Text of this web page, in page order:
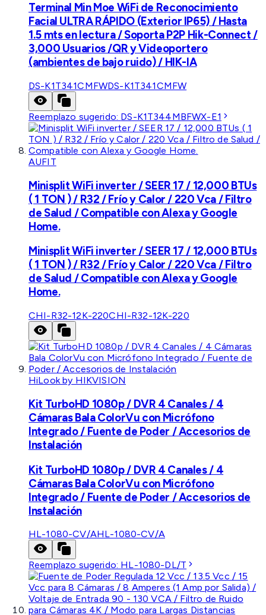
Terminal Min Moe WiFi de Reconocimiento
Facial ULTRA RÁPIDO (Exterior IP65) / Hasta
1.5 mts en lectura / Soporta P2P Hik-Connect /
3,000 Usuarios /QR y Videoportero
(ambientes de bajo ruido) / HIK-IA
DS-K1T341CMFWDS-K1T341CMFW
Reemplazo sugerido: DS-K1T344MBFWX-E1
AUFIT
Minisplit WiFi inverter / SEER 17 / 12,000 BTUs
( 1 TON ) / R32 / Frío y Calor / 220 Vca / Filtro
de Salud / Compatible con Alexa y Google
Home.
Minisplit WiFi inverter / SEER 17 / 12,000 BTUs
( 1 TON ) / R32 / Frío y Calor / 220 Vca / Filtro
de Salud / Compatible con Alexa y Google
Home.
CHI-R32-12K-220CHI-R32-12K-220
HiLook by HIKVISION
Kit TurboHD 1080p / DVR 4 Canales / 4
Cámaras Bala ColorVu con Micrófono
Integrado / Fuente de Poder / Accesorios de
Instalación
Kit TurboHD 1080p / DVR 4 Canales / 4
Cámaras Bala ColorVu con Micrófono
Integrado / Fuente de Poder / Accesorios de
Instalación
HL-1080-CV/AHL-1080-CV/A
Reemplazo sugerido: HL-1080-DL/T